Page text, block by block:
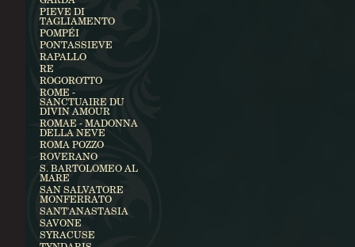
PIEVE DI
TAGLIAMENTO
POMPÉI
PONTASSIEVE
RAPALLO
RE
ROGOROTTO
ROME -
SANCTUAIRE DU
DIVIN AMOUR
ROMAE - MADONNA
DELLA NEVE
ROMA POZZO
ROVERANO
S. BARTOLOMEO AL
MARE
SAN SALVATORE
MONFERRATO
SANT'ANASTASIA
SAVONE
SYRACUSE